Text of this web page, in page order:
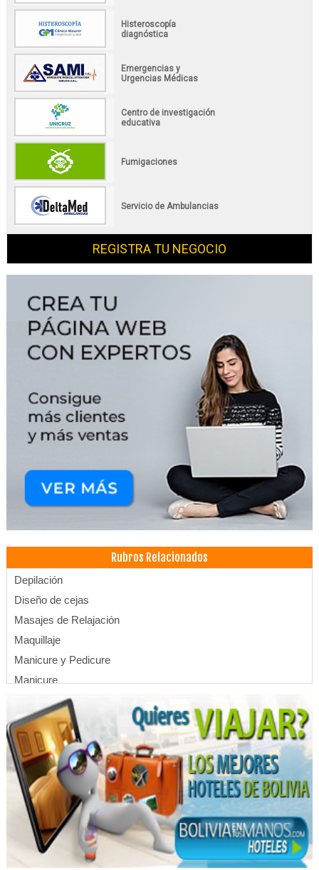
Histeroscopía
diagnóstica
Emergencias y
Urgencias Médicas
Centro de investigación
educativa
Fumigaciones
Servicio de Ambulancias
REGISTRA TU NEGOCIO
Rubros Relacionados
Depilación
Diseño de cejas
Masajes de Relajación
Maquillaje
Manicure y Pedicure
Manicure
Spa de uñas
Spa para Uñas
Salud: Hospitales
Laboratorios de Análisis Clínicos
Laboratorios
Profesionales
Universidades
Universidades privadas